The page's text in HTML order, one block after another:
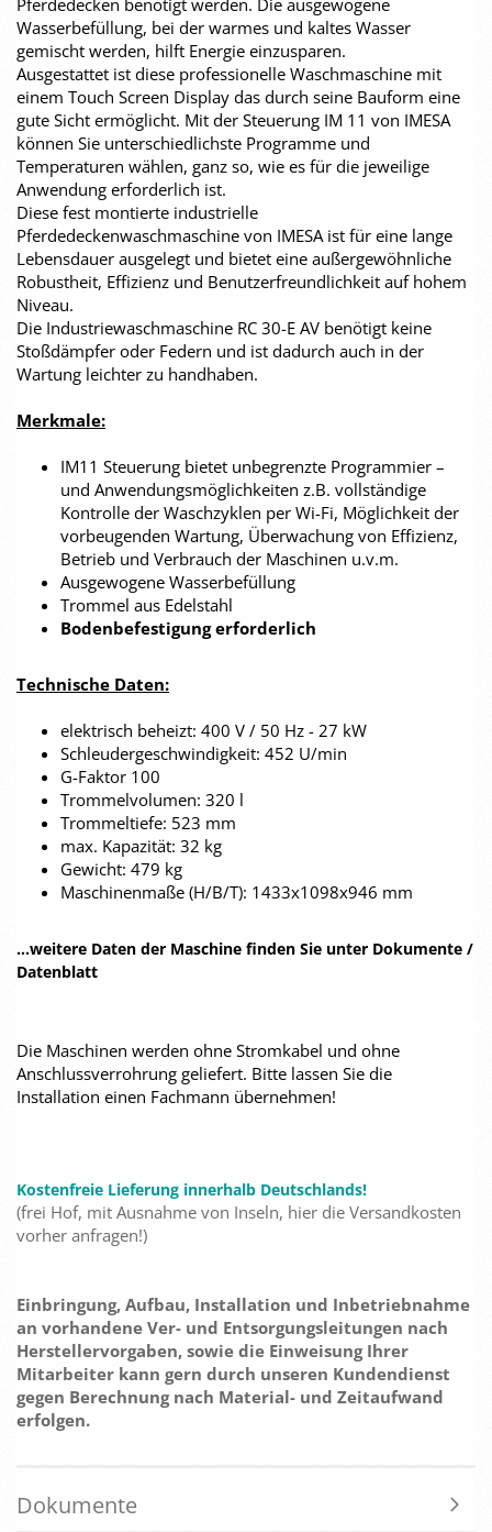
Pferdedecken benötigt werden. Die ausgewogene
Wasserbefüllung, bei der warmes und kaltes Wasser
gemischt werden, hilft Energie einzusparen.
Ausgestattet ist diese professionelle Waschmaschine mit
einem Touch Screen Display das durch seine Bauform eine
gute Sicht ermöglicht. Mit der Steuerung IM 11 von IMESA
können Sie unterschiedlichste Programme und
Temperaturen wählen, ganz so, wie es für die jeweilige
Anwendung erforderlich ist.
Diese fest montierte industrielle
Pferdedeckenwaschmaschine von IMESA ist für eine lange
Lebensdauer ausgelegt und bietet eine außergewöhnliche
Robustheit, Effizienz und Benutzerfreundlichkeit auf hohem
Niveau.
Die Industriewaschmaschine RC 30-E AV benötigt keine
Stoßdämpfer oder Federn und ist dadurch auch in der
Wartung leichter zu handhaben.
Merkmale:
IM11 Steuerung bietet unbegrenzte Programmier –
und Anwendungsmöglichkeiten z.B. vollständige
Kontrolle der Waschzyklen per Wi-Fi, Möglichkeit der
vorbeugenden Wartung, Überwachung von Effizienz,
Betrieb und Verbrauch der Maschinen u.v.m.
Ausgewogene Wasserbefüllung
Trommel aus Edelstahl
Bodenbefestigung erforderlich
Technische Daten:
elektrisch beheizt: 400 V / 50 Hz - 27 kW
Schleudergeschwindigkeit: 452 U/min
G-Faktor 100
Trommelvolumen: 320 l
Trommeltiefe: 523 mm
max. Kapazität: 32 kg
Gewicht: 479 kg
Maschinenmaße (H/B/T): 1433x1098x946 mm
...weitere Daten der Maschine finden Sie unter Dokumente /
Datenblatt
Die Maschinen werden ohne Stromkabel und ohne
Anschlussverrohrung geliefert. Bitte lassen Sie die
Installation einen Fachmann übernehmen!
Kostenfreie Lieferung innerhalb Deutschlands!
(frei Hof, mit Ausnahme von Inseln, hier die Versandkosten
vorher anfragen!)
Einbringung, Aufbau, Installation und Inbetriebnahme
an vorhandene Ver- und Entsorgungsleitungen nach
Herstellervorgaben, sowie die Einweisung Ihrer
Mitarbeiter kann gern durch unseren Kundendienst
gegen Berechnung nach Material- und Zeitaufwand
erfolgen.
Dokumente